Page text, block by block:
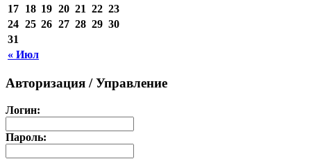
« Июл
17 18 19 20 21 22 23
24 25 26 27 28 29 30
31
Авторизация / Управление
Логин:
Пароль: